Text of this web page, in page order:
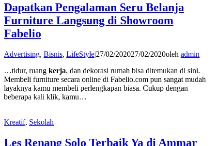
Dapatkan Pengalaman Seru Belanja
Furniture Langsung di Showroom
Fabelio
Advertising, Bisnis, LifeStyle|27/02/202027/02/2020oleh admin
…tidur, ruang kerja, dan dekorasi rumah bisa ditemukan di sini.
Membeli furniture secara online di Fabelio.com pun sangat mudah
layaknya kamu membeli perlengkapan biasa. Cukup dengan
beberapa kali klik, kamu…
Kreatif, Sekolah
Les Renang Solo Terbaik Ya di Ammar